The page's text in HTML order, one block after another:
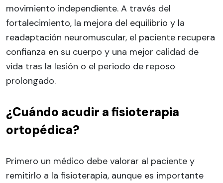
movimiento independiente. A través del
fortalecimiento, la mejora del equilibrio y la
readaptación neuromuscular, el paciente recupera
confianza en su cuerpo y una mejor calidad de
vida tras la lesión o el periodo de reposo
prolongado.
¿Cuándo acudir a fisioterapia
ortopédica?
Primero un médico debe valorar al paciente y
remitirlo a la fisioterapia, aunque es importante